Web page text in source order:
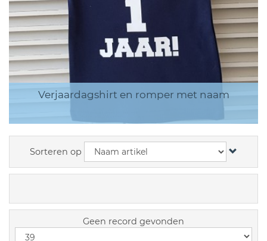
Verjaardagshirt en romper met naam
Sorteren op
Geen record gevonden